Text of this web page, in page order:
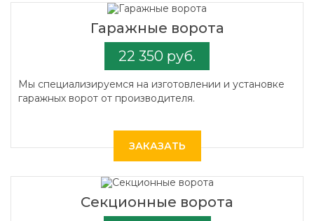
Гаражные ворота
22 350 руб.
Мы специализируемся на изготовлении и установке
гаражных ворот от производителя.
ЗАКАЗАТЬ
Секционные ворота